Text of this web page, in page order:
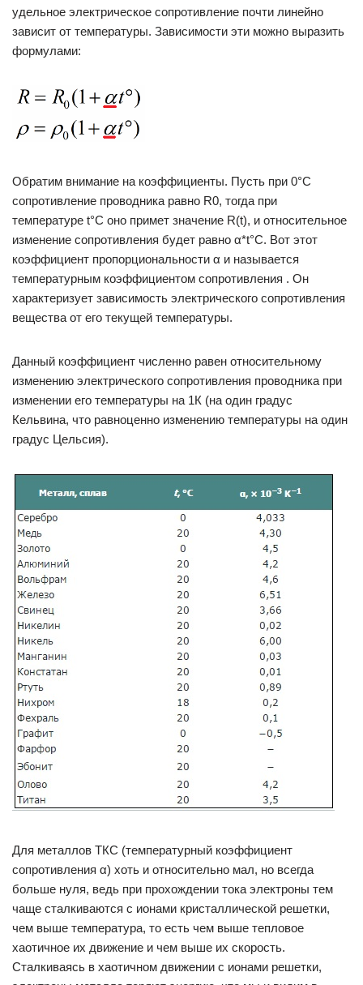
удельное электрическое сопротивление почти линейно
зависит от температуры. Зависимости эти можно выразить
формулами:
Обратим внимание на коэффициенты. Пусть при 0°C
сопротивление проводника равно R0, тогда при
температуре t°C оно примет значение R(t), и относительное
изменение сопротивления будет равно α*t°C. Вот этот
коэффициент пропорциональности α и называется
температурным коэффициентом сопротивления . Он
характеризует зависимость электрического сопротивления
вещества от его текущей температуры.
Данный коэффициент численно равен относительному
изменению электрического сопротивления проводника при
изменении его температуры на 1К (на один градус
Кельвина, что равноценно изменению температуры на один
градус Цельсия).
Для металлов ТКС (температурный коэффициент
сопротивления α) хоть и относительно мал, но всегда
больше нуля, ведь при прохождении тока электроны тем
чаще сталкиваются с ионами кристаллической решетки,
чем выше температура, то есть чем выше тепловое
хаотичное их движение и чем выше их скорость.
Сталкиваясь в хаотичном движении с ионами решетки,